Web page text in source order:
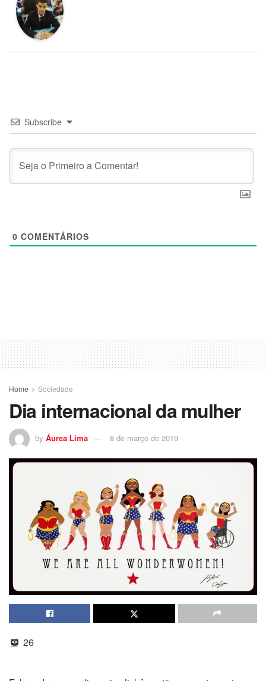
Subscribe
0 COMENTÁRIOS
Home Sociedade
Dia internacional da mulher
by Áurea Lima 8 de março de 2019
26